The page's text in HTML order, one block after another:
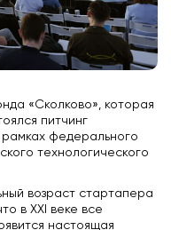
«Сколково», которая
питчинг
федерального
технологического
возраст стартапера
в XXI веке все
настоящая